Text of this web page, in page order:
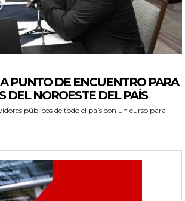
PUNTO DE ENCUENTRO PARA
DEL NOROESTE DEL PAÍS
públicos de todo el país con un curso para